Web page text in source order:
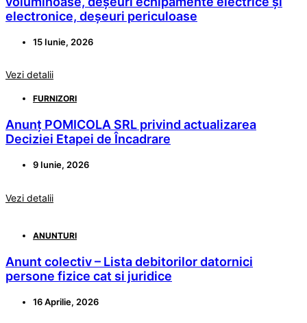
electronice, deșeuri periculoase
15 Iunie, 2026
Vezi detalii
FURNIZORI
Anunț POMICOLA SRL privind actualizarea
Deciziei Etapei de Încadrare
9 Iunie, 2026
Vezi detalii
ANUNTURI
Anunt colectiv – Lista debitorilor datornici
persone fizice cat si juridice
16 Aprilie, 2026